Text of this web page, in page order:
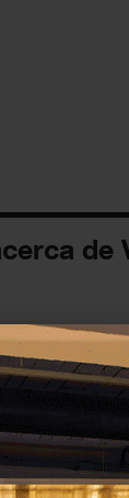
de
FUTURAS